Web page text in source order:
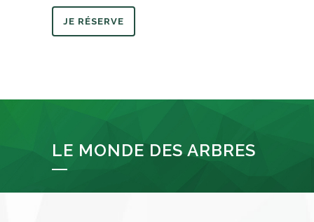
JE RÉSERVE
LE MONDE DES ARBRES